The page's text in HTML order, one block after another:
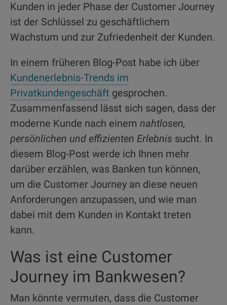
Kunden in jeder Phase der Customer Journey
ist der Schlüssel zu geschäftlichem
Wachstum und zur Zufriedenheit der Kunden.
In einem früheren Blog-Post habe ich über
Kundenerlebnis-Trends im
Privatkundengeschäft gesprochen.
Zusammenfassend lässt sich sagen, dass der
moderne Kunde nach einem nahtlosen,
persönlichen und effizienten Erlebnis sucht. In
diesem Blog-Post werde ich Ihnen mehr
darüber erzählen, was Banken tun können,
um die Customer Journey an diese neuen
Anforderungen anzupassen, und wie man
dabei mit dem Kunden in Kontakt treten
kann.
Was ist eine Customer
Journey im Bankwesen?
Man könnte vermuten, dass die Customer